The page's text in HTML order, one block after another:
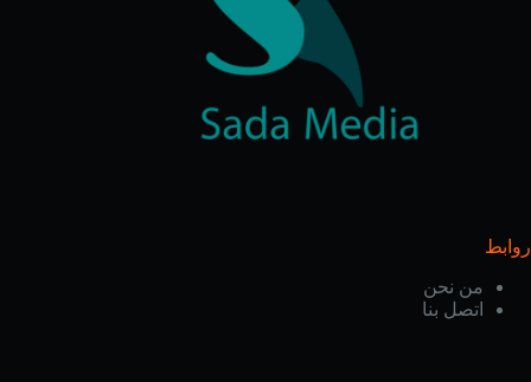
روابط
من نحن
اتصل بنا